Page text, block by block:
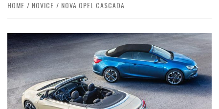
HOME NOVICE NOVA OPEL CASCADA